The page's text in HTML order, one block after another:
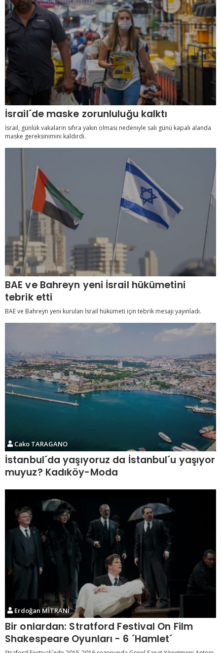
İsrail´de maske zorunluluğu kalktı
İsrail, günlük vakaların sıfıra yakın olması nedeniyle salı günü kapalı alanda
maske gereksinimini kaldırdı.
BAE ve Bahreyn yeni İsrail hükümetini
tebrik etti
BAE ve Bahreyn yeni kurulan İsrail hükümeti için tebrik mesajı yayınladı.
Cako TARAGANO
İstanbul´da yaşıyoruz da İstanbul´u yaşıyor
muyuz? Kadıköy-Moda
Erdoğan MİTRANİ
Bir onlardan: Stratford Festival On Film
Shakespeare Oyunları - 6 ´Hamlet´